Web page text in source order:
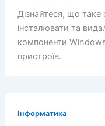
Дізнайтеся, що таке
інсталювати та
компоненти
пристроїв.
Інформатика